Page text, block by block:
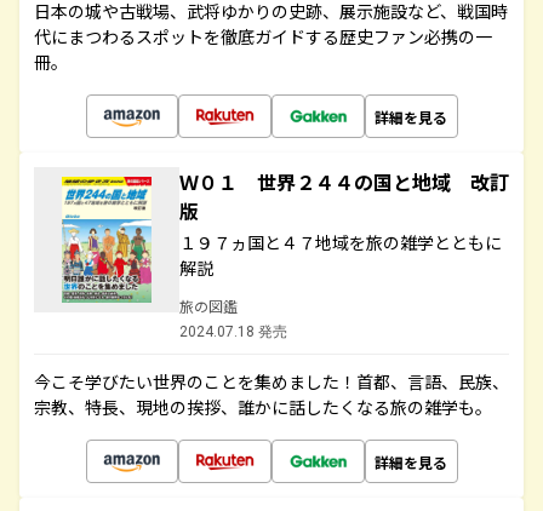
日本の城や古戦場、武将ゆかりの史跡、展示施設など、戦国時
代にまつわるスポットを徹底ガイドする歴史ファン必携の一
冊。
詳細を見る
Ｗ０１ 世界２４４の国と地域 改訂
版
１９７ヵ国と４７地域を旅の雑学とともに
解説
旅の図鑑
2024.07.18 発売
今こそ学びたい世界のことを集めました！首都、言語、民族、
宗教、特長、現地の挨拶、誰かに話したくなる旅の雑学も。
詳細を見る